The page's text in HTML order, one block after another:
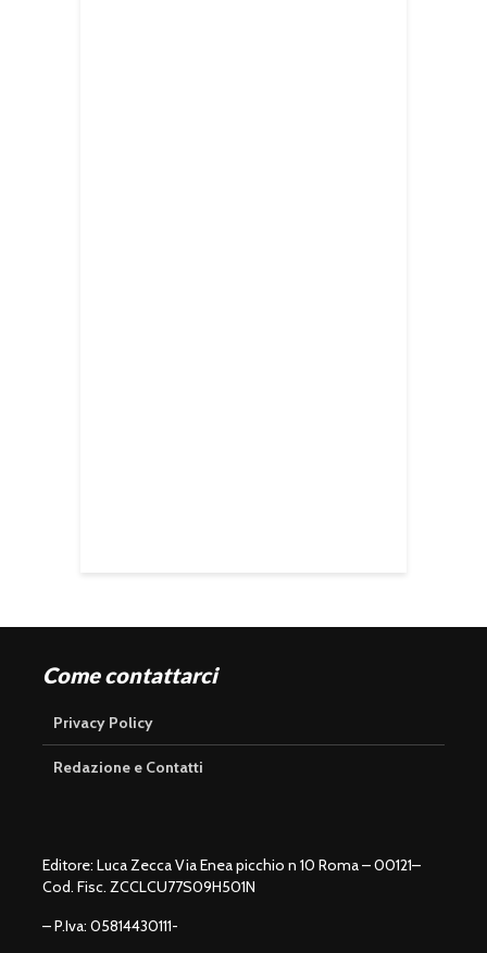
Come contattarci
Privacy Policy
Redazione e Contatti
Editore: Luca Zecca Via Enea picchio n 10 Roma – 00121–
Cod. Fisc. ZCCLCU77S09H501N
– P.Iva: 05814430111-